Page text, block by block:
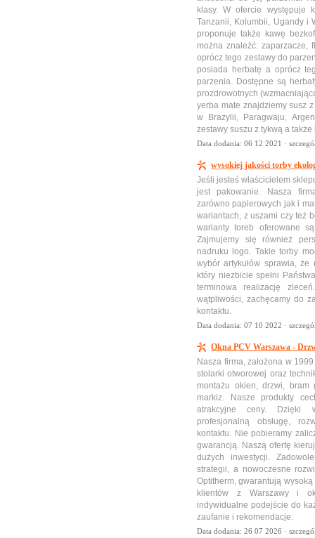
klasy. W ofercie występuje
Tanzanii, Kolumbii, Ugandy i
proponuje także kawę
można znaleźć:
oprócz tego zestawy do
posiada herbatę a oprócz
parzenia. Dostępne są
prozdrowotnych
yerba mate znajdziemy susz
w Brazylii, Paragwaju,
zestawy suszu z tykwą a
Data dodania: 06 12 2021 ·
wysokiej jakości torby
Jeśli jesteś właścicielem
jest pakowanie. Nasza
zarówno papierowych jak i
wariantach, z uszami czy też
warianty toreb oferowane
Zajmujemy się również
nadruku logo. Takie torby
wybór artykułów sprawia,
który niezbicie spełni
terminowa realizację
wątpliwości, zachęcamy do
kontaktu.
Data dodania: 07 10 2022 ·
Okna PCV Warszawa -
Nasza firma, założona w
stolarki otworowej oraz
montażu okien, drzwi,
markiz. Nasze produkty
atrakcyjne ceny. Dzięki
profesjonalną obsługę,
kontaktu. Nie pobieramy
gwarancją. Naszą ofertę
dużych inwestycji.
strategii, a nowoczesne
Optitherm, gwarantują
klientów z Warszawy i
indywidualne podejście do
zaufanie i rekomendacje.
Data dodania: 26 07 2026 ·